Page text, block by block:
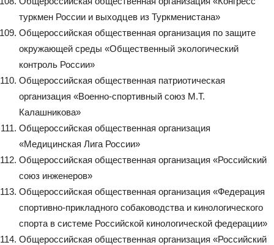
туркмен России и выходцев из Туркменистана»
Общероссийская общественная организация по защите
окружающей среды «Общественный экологический
контроль России»
Общероссийская общественная патриотическая
организация «Военно-спортивный союз М.Т.
Калашникова»
Общероссийская общественная организация
«Медицинская Лига России»
Общероссийская общественная организация «Российский
союз инженеров»
Общероссийская общественная организация «Федерация
спортивно-прикладного собаководства и кинологического
спорта в системе Российской кинологической федерации»
Общероссийская общественная организация «Российский